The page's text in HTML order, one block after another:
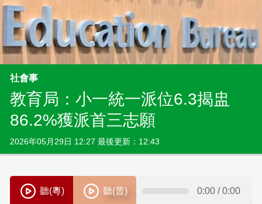
社會事
教育局：小一統一派位6.3揭盅
86.2%獲派首三志願
2026年05月29日 12:27 最後更新：12:43